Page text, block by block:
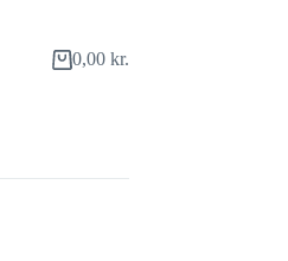
Indkøbskurv
0,00 kr.